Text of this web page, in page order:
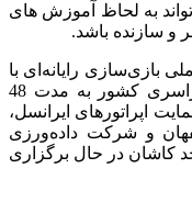
به لحاظ آموزش های
و سازنده باشد.
بازی‌سازی رایانه‌ای با
رقابت 23 تیم از دانشگاه‌های آزاد و سراسری کشور به مدت 48
اپراتورهای ایرانسل،
و شرکت داده‌ورزی
کاشان در حال برگزاری